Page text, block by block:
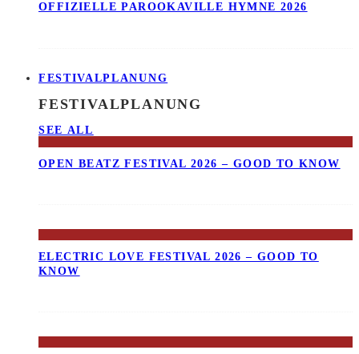
OFFIZIELLE PAROOKAVILLE HYMNE 2026
FESTIVALPLANUNG
FESTIVALPLANUNG
SEE ALL
OPEN BEATZ FESTIVAL 2026 – GOOD TO KNOW
ELECTRIC LOVE FESTIVAL 2026 – GOOD TO
KNOW